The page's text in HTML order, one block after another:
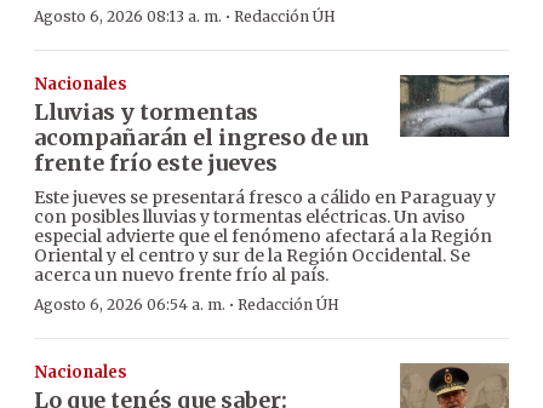
Agosto 6, 2026 08:13 a. m. · Redacción ÚH
Nacionales
Lluvias y tormentas
acompañarán el ingreso de un
frente frío este jueves
Este jueves se presentará fresco a cálido en Paraguay y
con posibles lluvias y tormentas eléctricas. Un aviso
especial advierte que el fenómeno afectará a la Región
Oriental y el centro y sur de la Región Occidental. Se
acerca un nuevo frente frío al país.
Agosto 6, 2026 06:54 a. m. · Redacción ÚH
Nacionales
Lo que tenés que saber: